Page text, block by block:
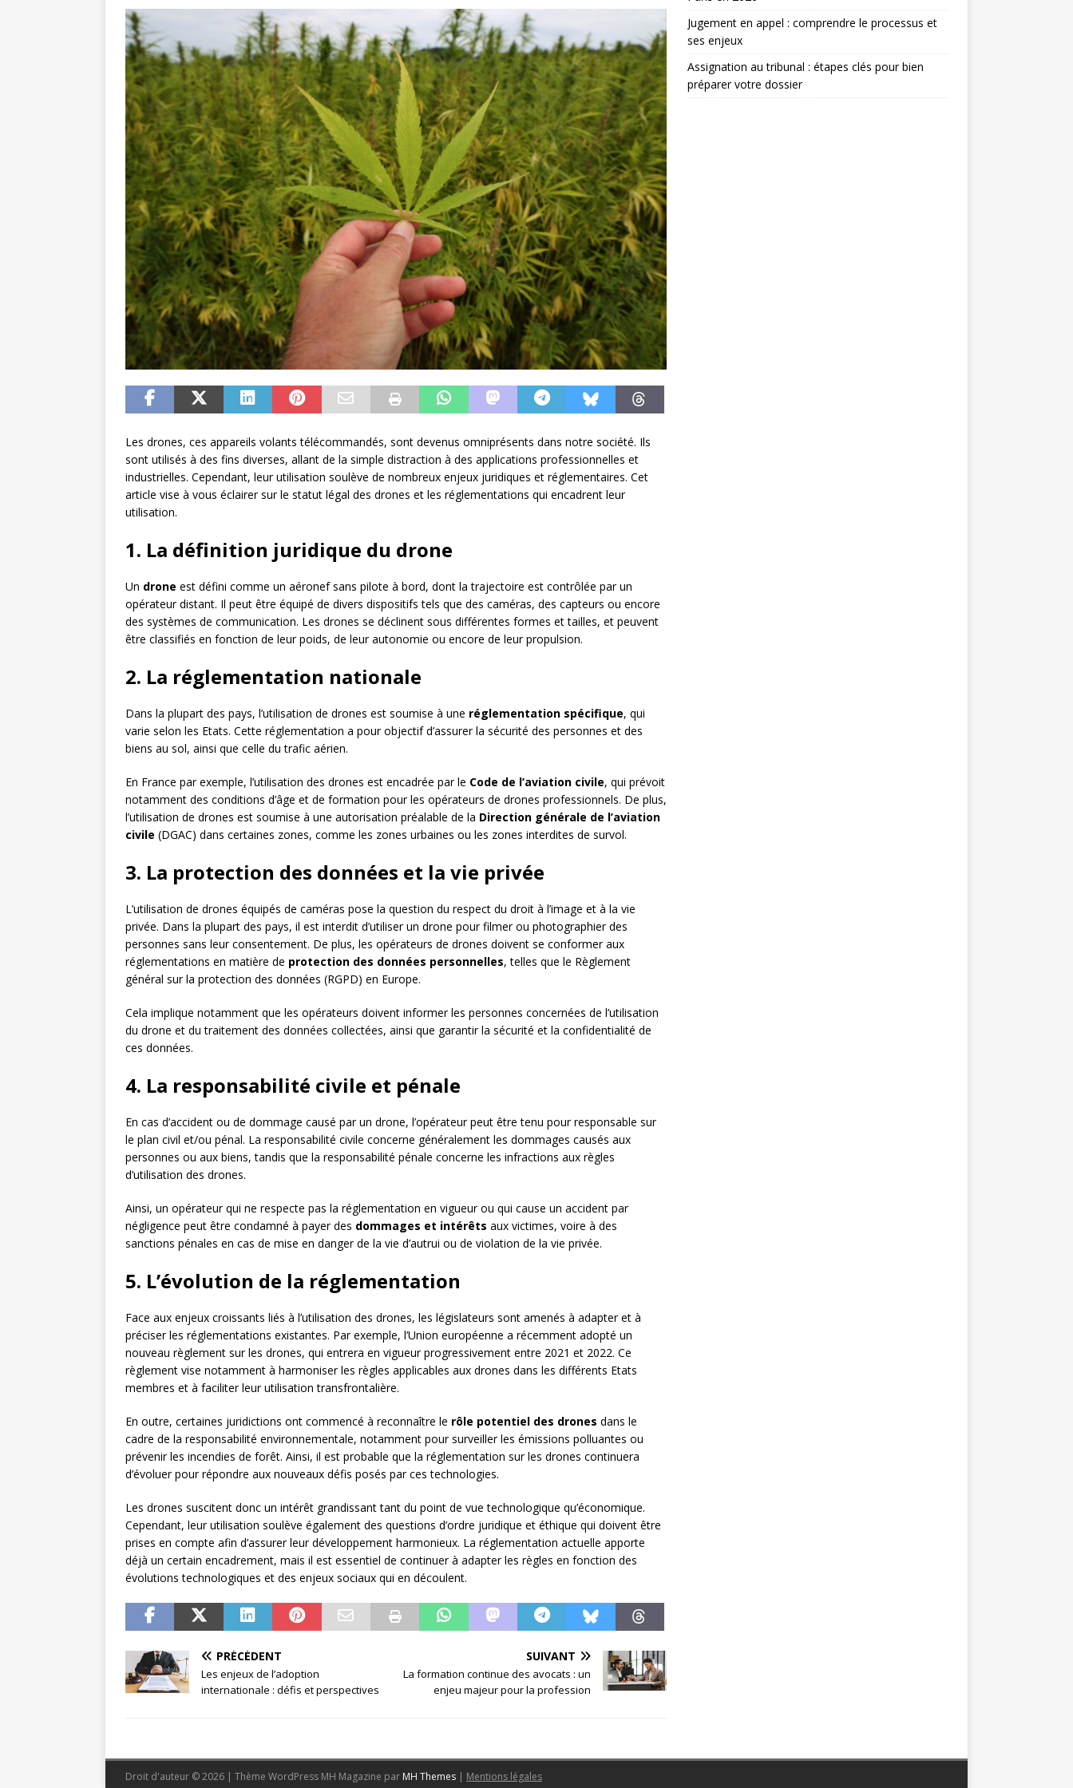
Les drones, ces appareils volants télécommandés, sont devenus omniprésents dans notre société. Ils
sont utilisés à des fins diverses, allant de la simple distraction à des applications professionnelles et
industrielles. Cependant, leur utilisation soulève de nombreux enjeux juridiques et réglementaires. Cet
article vise à vous éclairer sur le statut légal des drones et les réglementations qui encadrent leur
utilisation.
1. La définition juridique du drone
Un drone est défini comme un aéronef sans pilote à bord, dont la trajectoire est contrôlée par un
opérateur distant. Il peut être équipé de divers dispositifs tels que des caméras, des capteurs ou encore
des systèmes de communication. Les drones se déclinent sous différentes formes et tailles, et peuvent
être classifiés en fonction de leur poids, de leur autonomie ou encore de leur propulsion.
2. La réglementation nationale
Dans la plupart des pays, l’utilisation de drones est soumise à une réglementation spécifique, qui
varie selon les Etats. Cette réglementation a pour objectif d’assurer la sécurité des personnes et des
biens au sol, ainsi que celle du trafic aérien.
En France par exemple, l’utilisation des drones est encadrée par le Code de l’aviation civile, qui prévoit
notamment des conditions d’âge et de formation pour les opérateurs de drones professionnels. De plus,
l’utilisation de drones est soumise à une autorisation préalable de la Direction générale de l’aviation
civile (DGAC) dans certaines zones, comme les zones urbaines ou les zones interdites de survol.
3. La protection des données et la vie privée
L’utilisation de drones équipés de caméras pose la question du respect du droit à l’image et à la vie
privée. Dans la plupart des pays, il est interdit d’utiliser un drone pour filmer ou photographier des
personnes sans leur consentement. De plus, les opérateurs de drones doivent se conformer aux
réglementations en matière de protection des données personnelles, telles que le Règlement
général sur la protection des données (RGPD) en Europe.
Cela implique notamment que les opérateurs doivent informer les personnes concernées de l’utilisation
du drone et du traitement des données collectées, ainsi que garantir la sécurité et la confidentialité de
ces données.
4. La responsabilité civile et pénale
En cas d’accident ou de dommage causé par un drone, l’opérateur peut être tenu pour responsable sur
le plan civil et/ou pénal. La responsabilité civile concerne généralement les dommages causés aux
personnes ou aux biens, tandis que la responsabilité pénale concerne les infractions aux règles
d’utilisation des drones.
Ainsi, un opérateur qui ne respecte pas la réglementation en vigueur ou qui cause un accident par
négligence peut être condamné à payer des dommages et intérêts aux victimes, voire à des
sanctions pénales en cas de mise en danger de la vie d’autrui ou de violation de la vie privée.
5. L’évolution de la réglementation
Face aux enjeux croissants liés à l’utilisation des drones, les législateurs sont amenés à adapter et à
préciser les réglementations existantes. Par exemple, l’Union européenne a récemment adopté un
nouveau règlement sur les drones, qui entrera en vigueur progressivement entre 2021 et 2022. Ce
règlement vise notamment à harmoniser les règles applicables aux drones dans les différents Etats
membres et à faciliter leur utilisation transfrontalière.
En outre, certaines juridictions ont commencé à reconnaître le rôle potentiel des drones dans le
cadre de la responsabilité environnementale, notamment pour surveiller les émissions polluantes ou
prévenir les incendies de forêt. Ainsi, il est probable que la réglementation sur les drones continuera
d’évoluer pour répondre aux nouveaux défis posés par ces technologies.
Les drones suscitent donc un intérêt grandissant tant du point de vue technologique qu’économique.
Cependant, leur utilisation soulève également des questions d’ordre juridique et éthique qui doivent être
prises en compte afin d’assurer leur développement harmonieux. La réglementation actuelle apporte
déjà un certain encadrement, mais il est essentiel de continuer à adapter les règles en fonction des
évolutions technologiques et des enjeux sociaux qui en découlent.
PRÉCÉDENT
Les enjeux de l’adoption
internationale : défis et perspectives
SUIVANT
La formation continue des avocats : un
enjeu majeur pour la profession
Jugement en appel : comprendre le processus et
ses enjeux
Assignation au tribunal : étapes clés pour bien
préparer votre dossier
Droit d'auteur © 2026 | Thème WordPress MH Magazine par MH Themes | Mentions légales